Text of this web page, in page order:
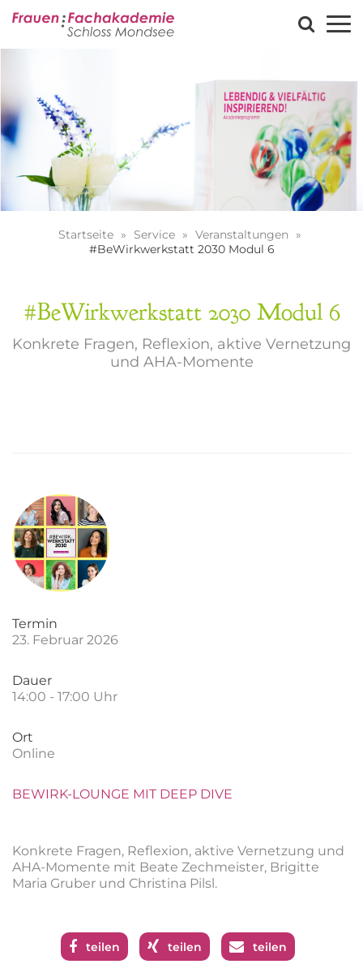
Startseite Service
Veranstaltungen
#BeWirkwerkstatt 2030 Modul 6
#BeWirkwerkstatt 2030 Modul 6
Konkrete Fragen, Reflexion, aktive Vernetzung
und AHA-Momente
Termin
23. Februar 2026
Dauer
14:00 - 17:00 Uhr
Ort
Online
BEWIRK-LOUNGE MIT DEEP DIVE
Konkrete Fragen, Reflexion, aktive Vernetzung und
AHA-Momente mit Beate Zechmeister, Brigitte
Maria Gruber und Christina Pilsl.
teilen teilen teilen